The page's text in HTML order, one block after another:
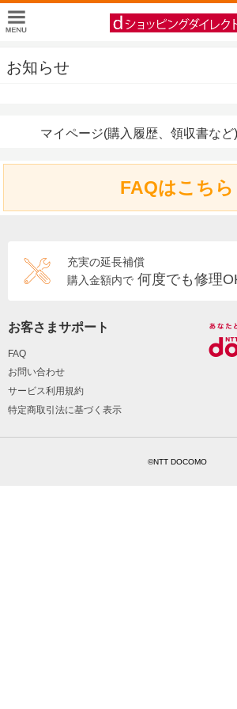
お知らせ
マイページ(購入履歴、領収書など
FAQはこちら
充実の延長補償
購入金額内で 何度でも修理
お客さまサポート
FAQ
お問い合わせ
サービス利用規約
特定商取引法に基づく表示
©NTT DOCOMO